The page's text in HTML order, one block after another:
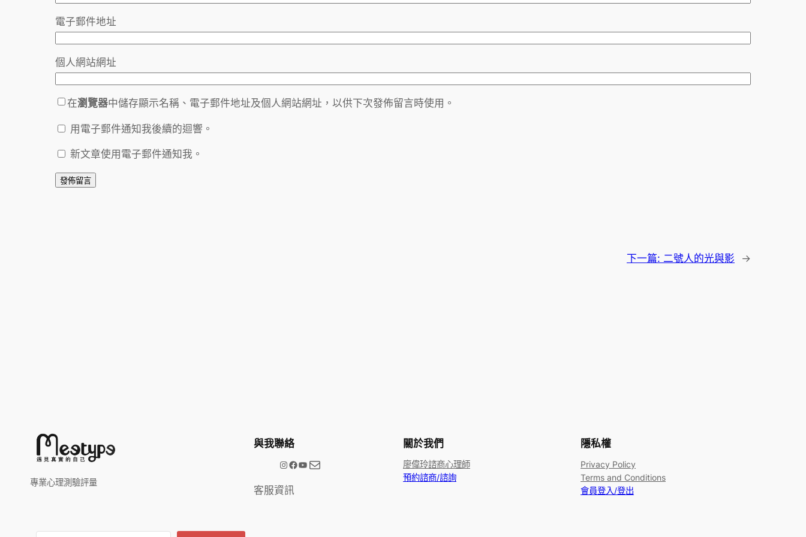
電子郵件地址
個人網站網址
在瀏覽器中儲存顯示名稱、電子郵件地址及個人網站網址，以供下次發佈留言時使用。
用電子郵件通知我後續的迴響。
新文章使用電子郵件通知我。
下一篇: 二號人的光與影 →
專業心理測驗評量
與我聯絡
@meetype.tw Facebook YouTube 電子郵件
客服資訊
關於我們
廖偉玲諮商心理師
預約諮商/諮詢
隱私權
Privacy Policy
Terms and Conditions
會員登入/登出